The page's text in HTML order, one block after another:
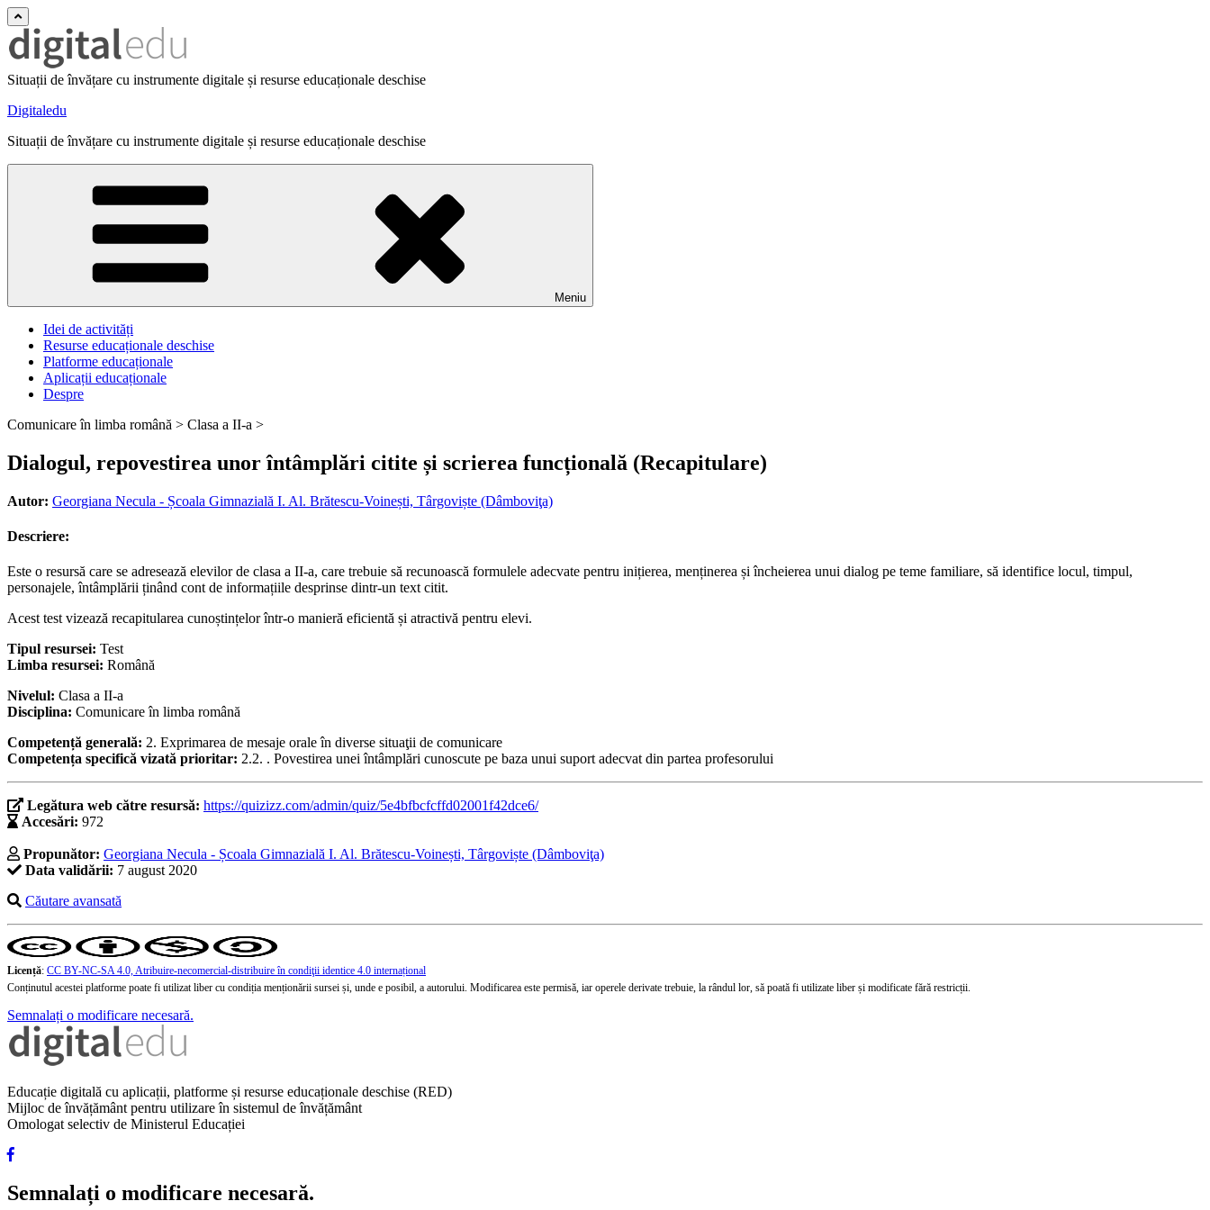
Situații de învățare cu instrumente digitale și resurse educaționale deschise
Digitaledu
Situații de învățare cu instrumente digitale și resurse educaționale deschise
Meniu
Idei de activități
Resurse educaționale deschise
Platforme educaționale
Aplicații educaționale
Despre
Comunicare în limba română > Clasa a II-a >
Dialogul, repovestirea unor întâmplări citite și scrierea funcțională (Recapitulare)
Autor: Georgiana Necula - Școala Gimnazială I. Al. Brătescu-Voinești, Târgoviște (Dâmboviţa)
Descriere:
Este o resursă care se adresează elevilor de clasa a II-a, care trebuie să recunoască formulele adecvate pentru inițierea, menținerea și încheierea unui dialog pe teme familiare, să identifice locul, timpul,
personajele, întâmplării ținând cont de informațiile desprinse dintr-un text citit.
Acest test vizează recapitularea cunoștințelor într-o manieră eficientă și atractivă pentru elevi.
Tipul resursei: Test
Limba resursei: Română
Nivelul: Clasa a II-a
Disciplina: Comunicare în limba română
Competență generală: 2. Exprimarea de mesaje orale în diverse situaţii de comunicare
Competența specifică vizată prioritar: 2.2. . Povestirea unei întâmplări cunoscute pe baza unui suport adecvat din partea profesorului
Legătura web către resursă: https://quizizz.com/admin/quiz/5e4bfbcfcffd02001f42dce6/
Accesări: 972
Propunător: Georgiana Necula - Școala Gimnazială I. Al. Brătescu-Voinești, Târgoviște (Dâmboviţa)
Data validării: 7 august 2020
Căutare avansată
Licență: CC BY-NC-SA 4.0, Atribuire-necomercial-distribuire în condiţii identice 4.0 internațional
Conținutul acestei platforme poate fi utilizat liber cu condiția menționării sursei și, unde e posibil, a autorului. Modificarea este permisă, iar operele derivate trebuie, la rândul lor, să poată fi utilizate liber și modificate fără restricții.
Semnalați o modificare necesară.
Educație digitală cu aplicații, platforme și resurse educaționale deschise (RED)
Mijloc de învățământ pentru utilizare în sistemul de învățământ
Omologat selectiv de Ministerul Educației
Semnalați o modificare necesară.